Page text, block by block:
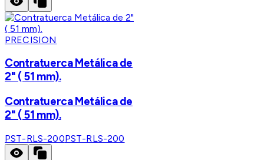
PRECISION
Contratuerca Metálica de
2" ( 51 mm).
Contratuerca Metálica de
2" ( 51 mm).
PST-RLS-200PST-RLS-200